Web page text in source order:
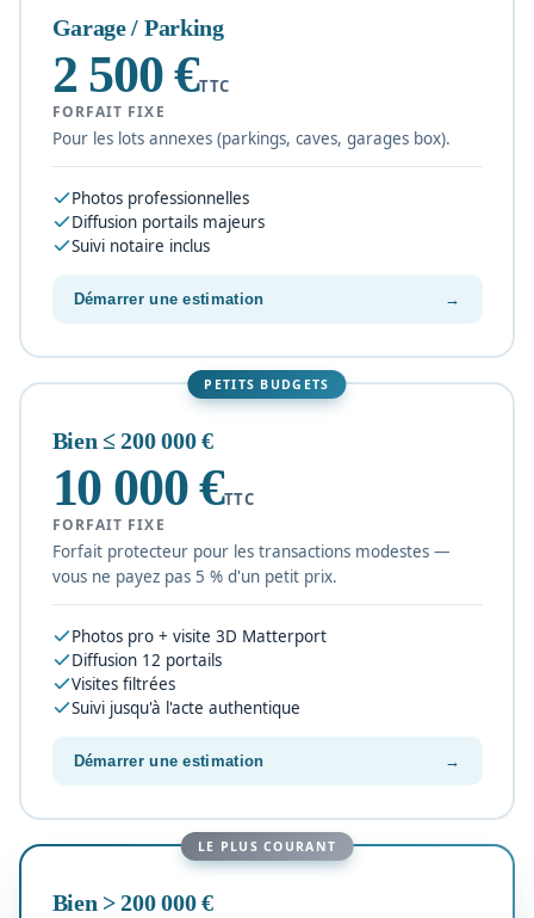
Garage / Parking
2 500 €TTC
FORFAIT FIXE
Pour les lots annexes (parkings, caves, garages box).
Photos professionnelles
Diffusion portails majeurs
Suivi notaire inclus
Démarrer une estimation →
PETITS BUDGETS
Bien ≤ 200 000 €
10 000 €TTC
FORFAIT FIXE
Forfait protecteur pour les transactions modestes —
vous ne payez pas 5 % d'un petit prix.
Photos pro + visite 3D Matterport
Diffusion 12 portails
Visites filtrées
Suivi jusqu'à l'acte authentique
Démarrer une estimation →
LE PLUS COURANT
Bien > 200 000 €